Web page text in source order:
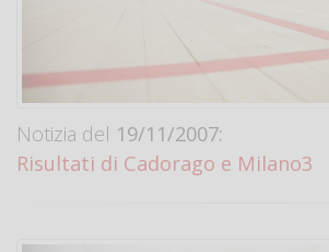
Notizia del 19/11/2007:
Risultati di Cadorago e Milano3